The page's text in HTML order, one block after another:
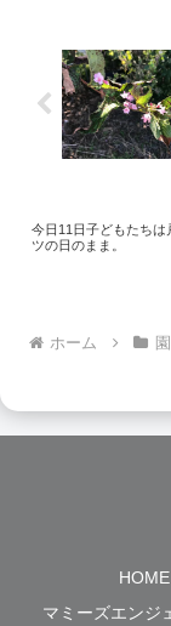
今日11日子どもたちは
ツの日のまま。
ホーム
HOME
マミーズエンジ